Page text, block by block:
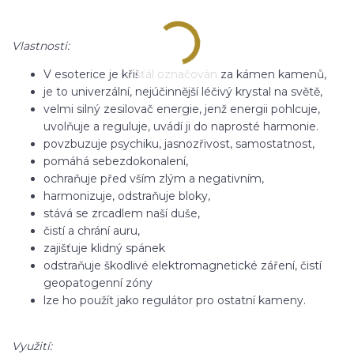
Vlastnosti:
V esoterice je křišťál označován za kámen kamenů,
je to univerzální, nejúčinnější léčivý krystal na světě,
velmi silný zesilovač energie, jenž energii pohlcuje,
uvolňuje a reguluje, uvádí ji do naprosté harmonie.
povzbuzuje psychiku, jasnozřivost, samostatnost,
pomáhá sebezdokonalení,
ochraňuje před vším zlým a negativním,
harmonizuje, odstraňuje bloky,
stává se zrcadlem naší duše,
čistí a chrání auru,
zajišťuje klidný spánek
odstraňuje škodlivé elektromagnetické záření, čistí
geopatogenní zóny
lze ho použít jako regulátor pro ostatní kameny.
Využití: